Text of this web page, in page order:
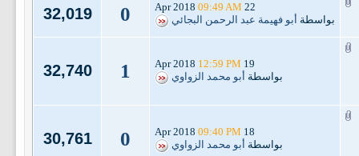
22 Apr 2018
09:49 AM
بواسطة أبو فهيمة عبد الرحمن البجائي 0
32,019
19 Apr 2018
12:59 PM
بواسطة أبو محمد الزواوي 1
32,740
18 Apr 2018
09:40 PM
بواسطة أبو محمد الزواوي 0
30,761